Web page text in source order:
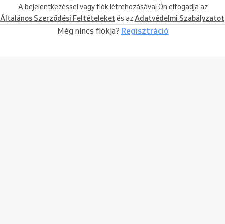
A bejelentkezéssel vagy fiók létrehozásával Ön elfogadja az
Általános Szerződési Feltételeketés azAdatvédelmi Szabályzatot
Még nincs fiókja? Regisztráció